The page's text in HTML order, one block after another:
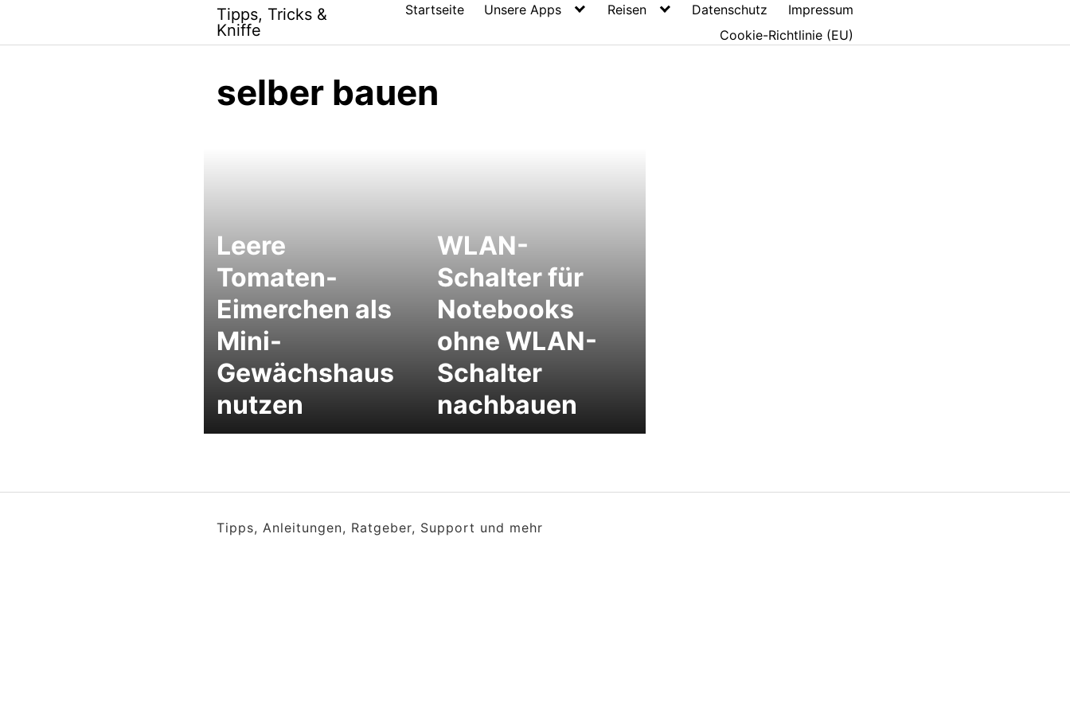
content
Tipps, Tricks &
Kniffe
Startseite Unsere Apps Reisen Datenschutz
Impressum
Cookie-Richtlinie (EU)
selber bauen
Leere
Tomaten-
Eimerchen als
Mini-
Gewächshaus
nutzen
WLAN-
Schalter für
Notebooks
ohne WLAN-
Schalter
nachbauen
Tipps, Anleitungen, Ratgeber, Support und mehr